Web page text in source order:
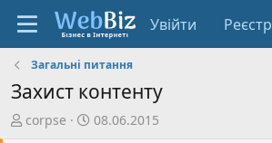
Увійти
Загальні питання
Захист контенту
А
corpse
Д
08.06.2015